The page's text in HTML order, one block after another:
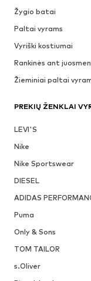
Žygio batai
Paltai vyrams
Vyriški kostiumai
Rankinės ant
Žieminiai paltai
PREKIŲ ŽENKLAI
LEVI'S
Nike
Nike Sportswear
DIESEL
ADIDAS
Puma
Only & Sons
TOM TAILOR
s.Oliver